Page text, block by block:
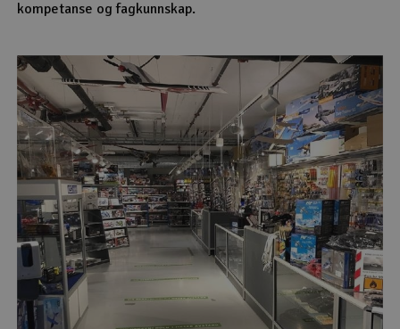
kompetanse og fagkunnskap.